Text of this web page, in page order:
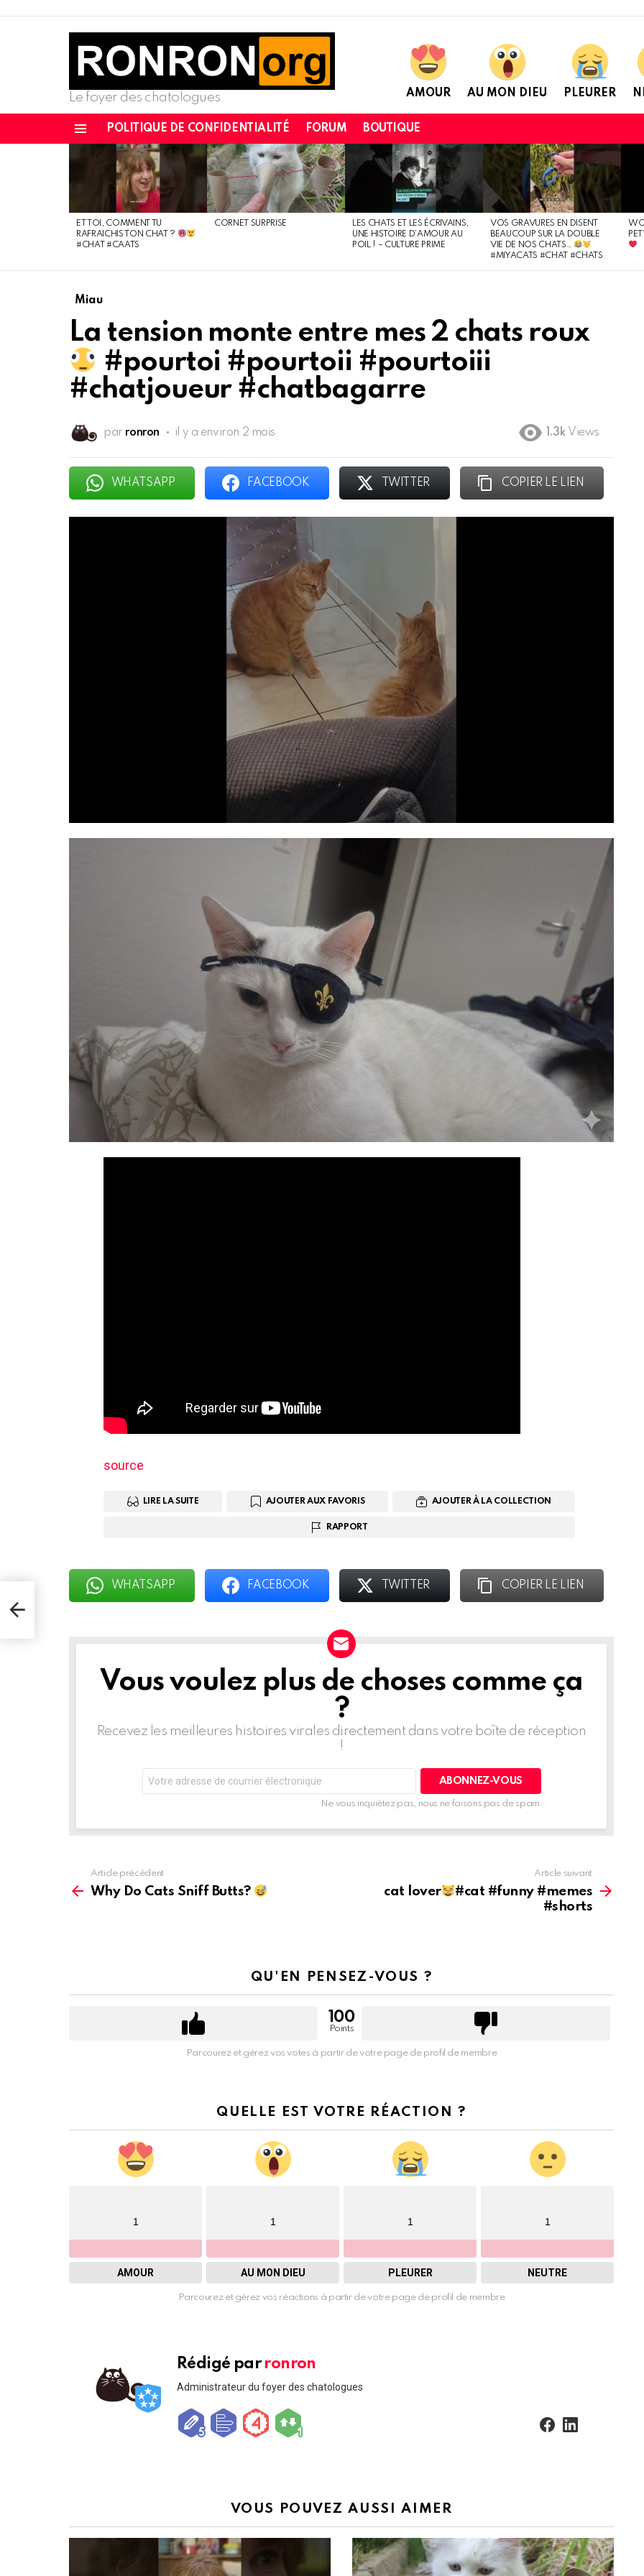
Le foyer des chatologues AMOUR AU MON DIEU PLEURER
POLITIQUE DE CONFIDENTIALITÉ FORUM BOUTIQUE
NOUVELLES
ET TOI, COMMENT TU
RAFRAICHIS TON CHAT ?
#CHAT #CAATS
CORNET SURPRISE
LES CHATS ET LES ÉCRIVAINS,
UNE HISTOIRE D’AMOUR AU
POIL ! – CULTURE PRIME
VOS GRAVURES EN DISENT
BEAUCOUP SUR LA DOUBLE
VIE DE NOS CHATS…
#MIYACATS #CHAT #CHATS
Miau
La tension monte entre mes 2 chats roux
#pourtoi #pourtoii #pourtoiii
#chatjoueur #chatbagarre
par ronron il y a environ 2 mois 1.3k Views
WHATSAPP FACEBOOK TWITTER COPIER LE LIEN
source
LIRE LA SUITE AJOUTER AUX FAVORIS AJOUTER À LA COLLECTION
RAPPORT
WHATSAPP FACEBOOK TWITTER COPIER LE LIEN
BULLETIN
D'INFORMATION
Vous voulez plus de choses comme ça
?
Recevez les meilleures histoires virales directement dans votre boîte de réception
!
de
courrier
Ne vous inquiétez pas, nous ne faisons pas de spam.
Voir
plus
Article précédent
Why Do Cats Sniff Butts?
Article suivant
cat lover
#cat #funny #memes
#shorts
QU'EN PENSEZ-VOUS ?
100
Points
Parcourez et gérez vos votes à partir de votre page de profil de membre
QUELLE EST VOTRE RÉACTION ?
1
AMOUR
1
AU MON DIEU
1
PLEURER
1
NEUTRE
Parcourez et gérez vos réactions à partir de votre page de profil de membre
Rédigé parronron
Administrateur du foyer des chatologues
facebooklinkedin
VOUS POUVEZ AUSSI AIMER